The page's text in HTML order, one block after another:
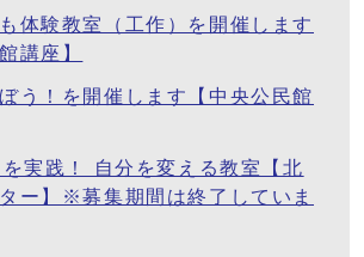
体験教室（工作）を開催します
講座】
う！を開催します【中央公民館
実践！ 自分を変える教室【北
ー】※募集期間は終了していま